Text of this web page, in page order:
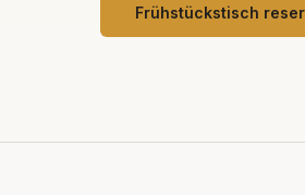
Frühstückstisch